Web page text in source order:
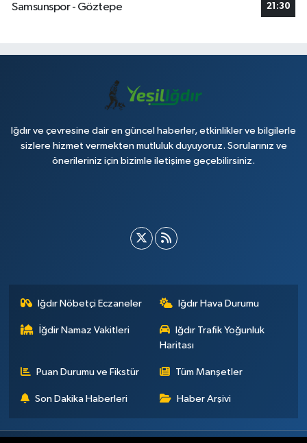
Samsunspor - Göztepe
21:30
Iğdır ve çevresine dair en güncel haberler, etkinlikler ve bilgilerle
sizlere hizmet vermekten mutluluk duyuyoruz. Sorularınız ve
önerileriniz için bizimle iletişime geçebilirsiniz.
Iğdır Nöbetçi Eczaneler Iğdır Hava Durumu
İğdir Namaz Vakitleri
Iğdır Trafik Yoğunluk
Haritası
Puan Durumu ve Fikstür Tüm Manşetler
Son Dakika Haberleri Haber Arşivi